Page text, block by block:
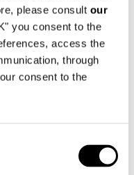
please consult our
you consent to the
access the
through
consent to the